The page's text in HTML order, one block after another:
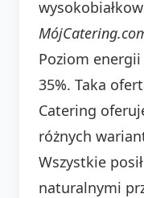
Poziom
35%. Taka
Catering
różnych
Wszystkie
naturalnymi